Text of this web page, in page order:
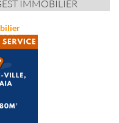
IMMOBILIER